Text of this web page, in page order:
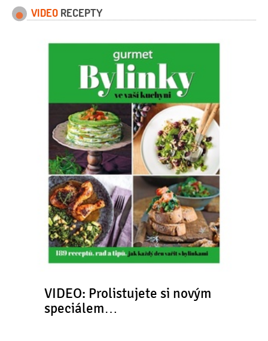
VIDEO RECEPTY
VIDEO: Prolistujete si novým
speciálem…